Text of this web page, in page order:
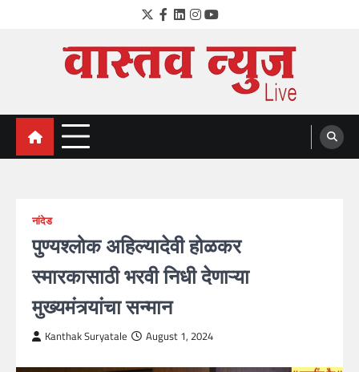
Twitter
Facebook
LinkedIn
Instagram
YouTube
VastavNEWSLive.com
a leading NEWS portal of Maharahstra
नांदेड
पुण्यश्लोक अहिल्यादेवी होळकर
स्मारकासाठी भरवी निधी देणाऱ्या
मुख्यमंत्र्यांचा सन्मान
Kanthak Suryatale August 1, 2024